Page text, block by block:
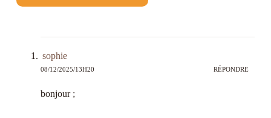
sophie
08/12/2025/13H20 RÉPONDRE
bonjour ;